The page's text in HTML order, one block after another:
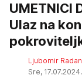
UMETNICI
Ulaz na
Ljubomir
Sre,